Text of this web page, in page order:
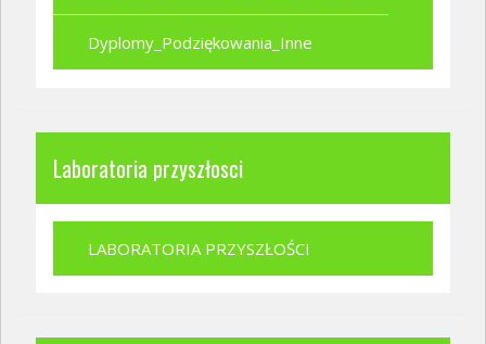
Dyplomy_Podziękowania_Inne
Laboratoria przyszłosci
LABORATORIA PRZYSZŁOŚCI